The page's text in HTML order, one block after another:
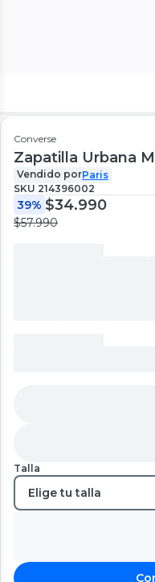
Converse
Zapatilla Urbana
Vendido porParis
SKU 214396002
39% $34.990
$57.990
Talla